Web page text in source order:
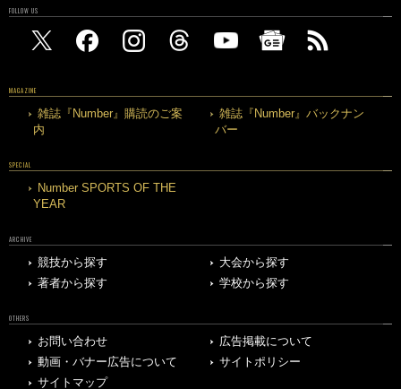
FOLLOW US
MAGAZINE
雑誌『Number』購読のご案
内
雑誌『Number』バックナン
バー
SPECIAL
Number SPORTS OF THE
YEAR
ARCHIVE
競技から探す
大会から探す
著者から探す
学校から探す
OTHERS
お問い合わせ
広告掲載について
動画・バナー広告について
サイトポリシー
サイトマップ